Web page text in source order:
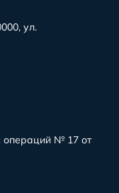
ул.
операций № 17 от